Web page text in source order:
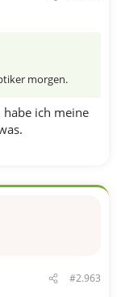
morgen.
ich meine
#2.963